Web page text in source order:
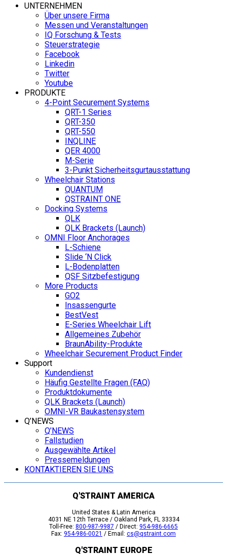
UNTERNEHMEN
Über unsere Firma
Messen und Veranstaltungen
IQ Forschung & Tests
Steuerstrategie
Facebook
Linkedin
Twitter
Youtube
PRODUKTE
4-Point Securement Systems
QRT-1 Series
QRT-350
QRT-550
INQLINE
QER 4000
M-Serie
3-Punkt Sicherheitsgurtausstattung
Wheelchair Stations
QUANTUM
QSTRAINT ONE
Docking Systems
QLK
QLK Brackets (Launch)
OMNI Floor Anchorages
L-Schiene
Slide ‘N Click
L-Bodenplatten
QSF Sitzbefestigung
More Products
GO2
Insassengurte
BestVest
E-Series Wheelchair Lift
Allgemeines Zubehör
BraunAbility-Produkte
Wheelchair Securement Product Finder
Support
Kundendienst
Häufig Gestellte Fragen (FAQ)
Produktdokumente
QLK Brackets (Launch)
OMNI-VR Baukastensystem
Q’NEWS
Q’NEWS
Fallstudien
Ausgewählte Artikel
Pressemeldungen
KONTAKTIEREN SIE UNS
Q'STRAINT AMERICA
United States & Latin America
4031 NE 12th Terrace / Oakland Park, FL 33334
Toll-Free: 800-987-9987 / Direct: 954-986-6665
Fax: 954-986-0021 / Email: cs@qstraint.com
Q'STRAINT EUROPE